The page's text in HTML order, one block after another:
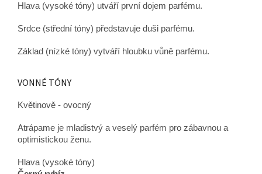
Hlava (vysoké tóny) utváří první dojem parfému.
Srdce (střední tóny) představuje duši parfému.
Základ (nízké tóny) vytváří hloubku vůně parfému.
VONNÉ TÓNY
Květinově - ovocný
Atrápame je mladistvý a veselý parfém pro zábavnou a
optimistickou ženu.
Hlava (vysoké tóny)